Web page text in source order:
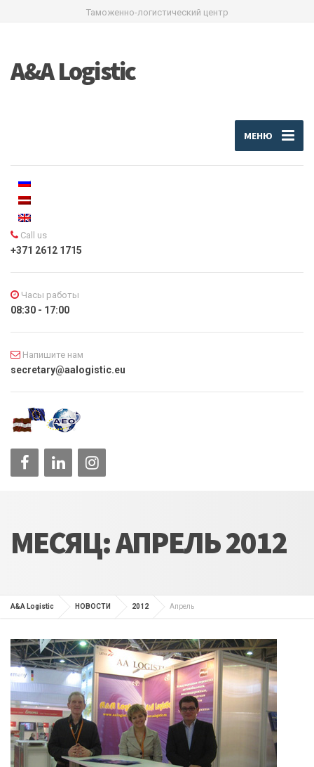
Таможенно-логистический центр
A&A Logistic
МЕНЮ
Call us
+371 2612 1715
Часы работы
08:30 - 17:00
Напишите нам
secretary@aalogistic.eu
МЕСЯЦ: АПРЕЛЬ 2012
A&A Logistic НОВОСТИ 2012 Апрель